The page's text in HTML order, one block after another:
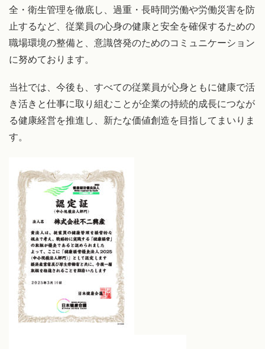
全・衛生管理を徹底し、過重・長時間労働や労働災害を防
止するなど、従業員の心身の健康と安全を確保するための
職場環境の整備と、意識啓発のためのコミュニケーション
に努めております。
当社では、今後も、すべての従業員が心身ともに健康で活
き活きと仕事に取り組むことが企業の持続的成長につなが
る健康経営を推進し、新たな価値創造を目指してまいりま
す。